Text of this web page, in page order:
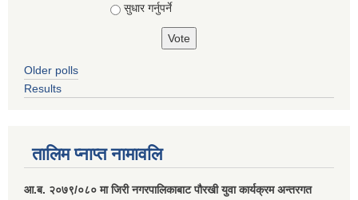
सुधार गर्नुपर्ने
Older polls
Results
तालिम प्नाप्त नामावलि
आ.ब. २०७९/०८० मा जिरी नगरपालिकाबाट पौरखी युवा कार्यक्रम अन्तरगत